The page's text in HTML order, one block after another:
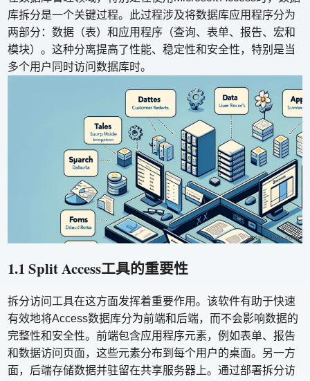
库拆分是一个关键过程。此过程涉及将数据库应用程序分为
两部分：数据（表）和应用程序（查询、表单、报告、宏和
模块）。这种分离提高了性能、稳定性和安全性，特别是当
多个用户同时访问数据库时。
1.1 Split Access工具的重要性
拆分访问工具在这方面发挥着重要作用。该软件有助于快速
有效地将Access数据库分为前端和后端，而不会影响数据的
完整性和安全性。前端包含应用程序元素，例如表单、报告
和数据访问页面，这些元素分布到每个用户的桌面。另一方
面，后端存储数据并驻留在共享服务器上。通过部署拆分访